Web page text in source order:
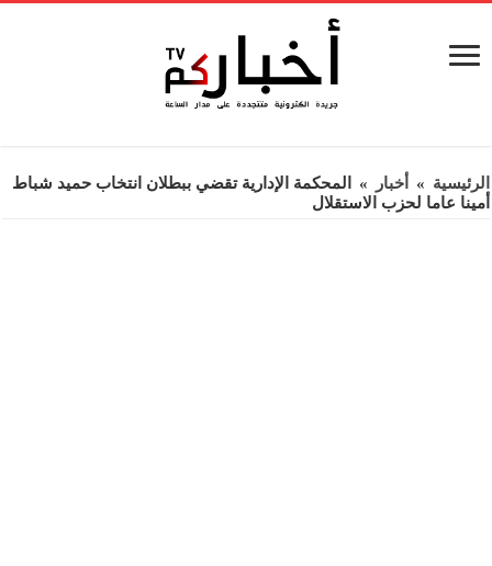
الرئيسية » أخبار »
المحكمة الإدارية تقضي ببطلان انتخاب حميد شباط
أمينا عاما لحزب الاستقلال